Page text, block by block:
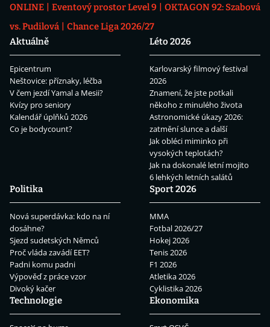
ONLINE
Eventový prostor Level 9
OKTAGON 92: Szabová
vs. Pudilová
Chance Liga 2026/27
Aktuálně
Epicentrum
Neštovice: příznaky, léčba
V čem jezdí Yamal a Mesii?
Kvízy pro seniory
Kalendář úplňků 2026
Co je bodycount?
Léto 2026
Karlovarský filmový festival
2026
Znamení, že jste potkali
někoho z minulého života
Astronomické úkazy 2026:
zatmění slunce a další
Jak obléci miminko při
vysokých teplotách?
Jak na dokonalé letní mojito
6 lehkých letních salátů
Politika
Nová superdávka: kdo na ní
dosáhne?
Sjezd sudetských Němců
Proč vláda zavádí EET?
Padni komu padni
Výpověď z práce vzor
Divoký kačer
Sport 2026
MMA
Fotbal 2026/27
Hokej 2026
Tenis 2026
F1 2026
Atletika 2026
Cyklistika 2026
Technologie
Ekonomika